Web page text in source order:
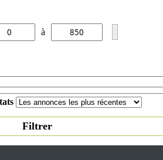
à
Filtrer